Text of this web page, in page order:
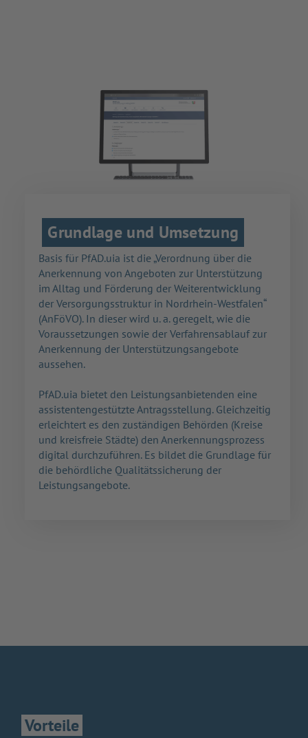
Grundlage und Umsetzung
Basis für PfAD.uia ist die „Verordnung über die
Anerkennung von Angeboten zur Unterstützung
im Alltag und Förderung der Weiterentwicklung
der Versorgungsstruktur in Nordrhein-Westfalen“
(AnFöVO). In dieser wird u. a. geregelt, wie die
Voraussetzungen sowie der Verfahrensablauf zur
Anerkennung der Unterstützungsangebote
aussehen.
PfAD.uia bietet den Leistungsanbietenden eine
assistentengestützte Antragsstellung. Gleichzeitig
erleichtert es den zuständigen Behörden (Kreise
und kreisfreie Städte) den Anerkennungsprozess
digital durchzuführen. Es bildet die Grundlage für
die behördliche Qualitätssicherung der
Leistungsangebote.
Vorteile